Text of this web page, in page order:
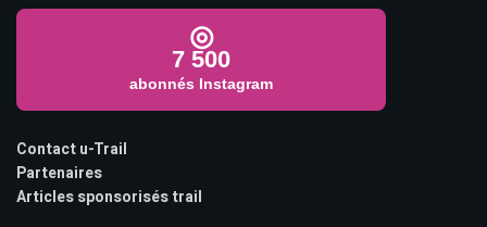
◎
7 500
abonnés Instagram
Contact u-Trail
Partenaires
Articles sponsorisés trail